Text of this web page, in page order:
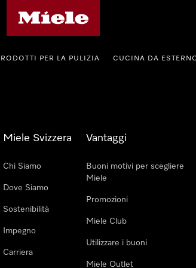
PER LA PULIZIA CUCINA DA
Miele Svizzera
Chi Siamo
Dove Siamo
Sostenibilità
Impegno
Carriera
Vantaggi
Buoni motivi per scegliere
Miele
Promozioni
Miele Club
Utilizzare i buoni
Miele Outlet